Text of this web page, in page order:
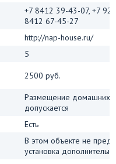
+7 8412 39-43-07, +7
8412 67-45-27
http://nap-house.ru/
5
2500 руб.
Размещение домашних
допускается
Есть
В этом объекте не
установка